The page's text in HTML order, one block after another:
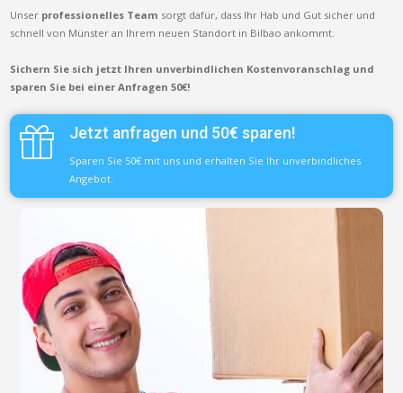
Unser professionelles Team sorgt dafür, dass Ihr Hab und Gut sicher und
schnell von Münster an Ihrem neuen Standort in Bilbao ankommt.
Sichern Sie sich jetzt Ihren unverbindlichen Kostenvoranschlag und
sparen Sie bei einer Anfragen 50€!
Jetzt anfragen und 50€ sparen!
Sparen Sie 50€ mit uns und erhalten Sie Ihr unverbindliches
Angebot.